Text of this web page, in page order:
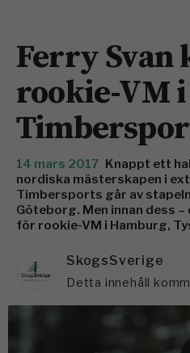
Ferry
rookie-VM i
14 mars 2017 Knappt ett
nordiska mästerskapen i
Timbersports går av
Göteborg. Men innan dess –
för rookie-VM i Hamburg,
SkogsSverige
Detta innehåll